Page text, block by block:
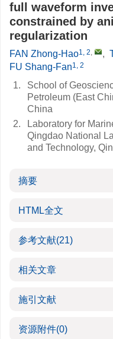
full waveform
constrained by
regularization
FAN Zhong-Hao1, 2, ,
FU Shang-Fan1, 2
1.
School of
Petroleum (East
China
2.
Laboratory for
Qingdao National
and Technology,
摘要
HTML全文
参考文献(21)
相关文章
施引文献
资源附件(0)